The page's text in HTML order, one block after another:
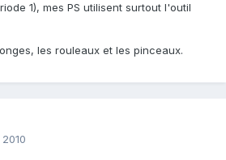
1), mes PS utilisent surtout l'outil
les rouleaux et les pinceaux.